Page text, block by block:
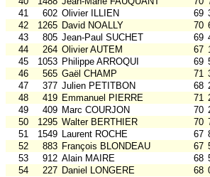
41
602 Olivier ILLIEN 69
42
1265 David NOALLY 70
43
805 Jean-Paul SUCHET 69
44
264 Olivier AUTEM 67
45
1053 Philippe ARROQUI 69
46
565 Gaël CHAMP 71
47
377 Julien PETITBON 68
48
419 Emmanuel PIERRE 71
49
409 Marc COURJON 70
50
1295 Walter BERTHIER 70
51
1549 Laurent ROCHE 67
52
883 François BLONDEAU 67
53
912 Alain MAIRE 68
54
227 Daniel LONGERE 68